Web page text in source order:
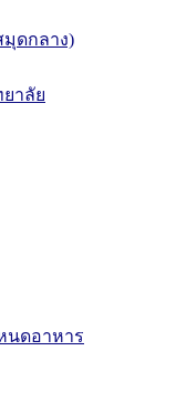
ดกลาง)
าลัย
นดอาหาร